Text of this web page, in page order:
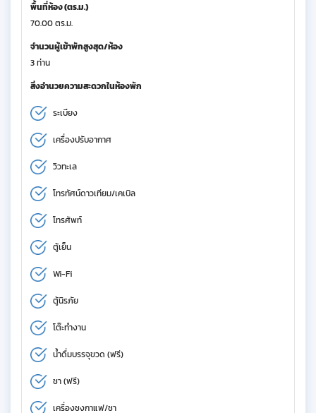
พื้นที่ห้อง (ตร.ม.)
70.00 ตร.ม.
จำนวนผู้เข้าพักสูงสุด/ห้อง
3 ท่าน
สิ่งอำนวยความสะดวกในห้องพัก
ระเบียง
เครื่องปรับอากาศ
วิวทะเล
โทรทัศน์ดาวเทียม/เคเบิล
โทรศัพท์
ตู้เย็น
Wi-Fi
ตู้นิรภัย
โต๊ะทำงาน
น้ำดื่มบรรจุขวด (ฟรี)
ชา (ฟรี)
เครื่องชงกาแฟ/ชา